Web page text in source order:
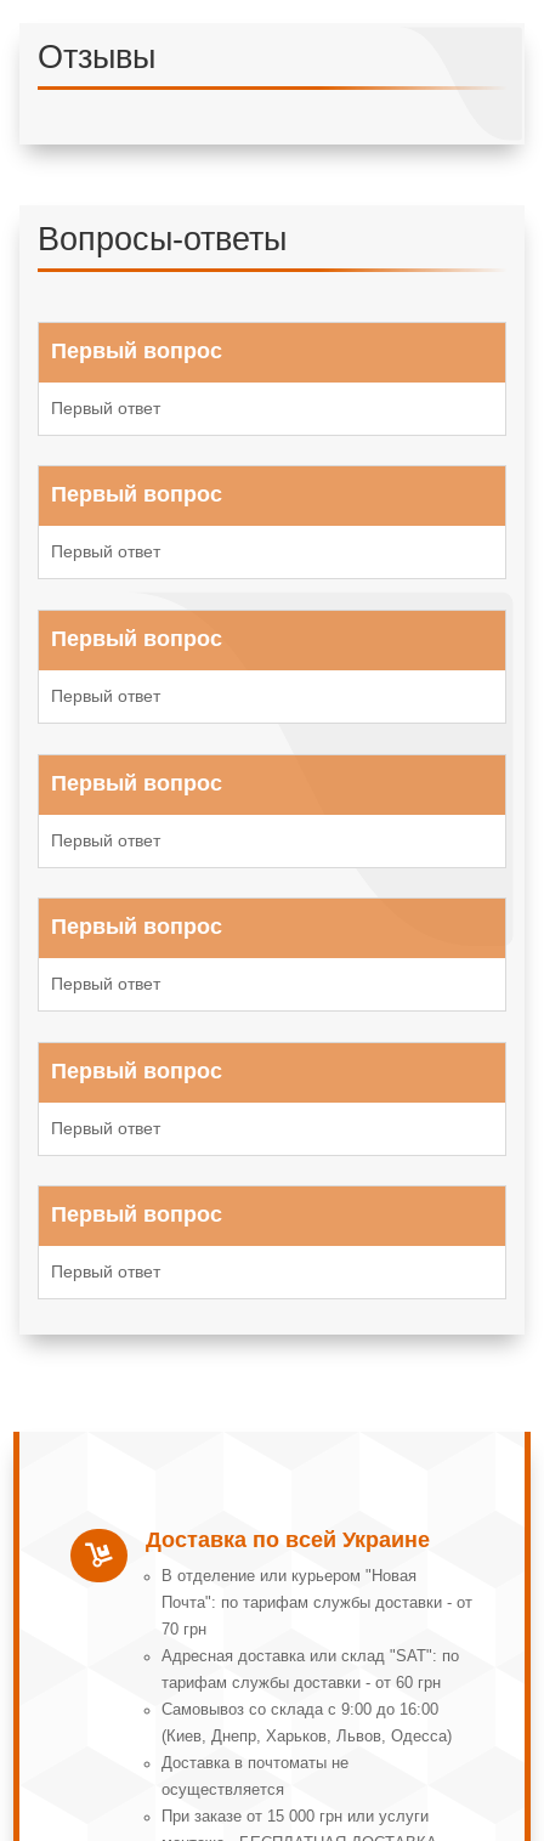
Отзывы
Вопросы-ответы
Первый вопрос
Первый ответ
Первый вопрос
Первый ответ
Первый вопрос
Первый ответ
Первый вопрос
Первый ответ
Первый вопрос
Первый ответ
Первый вопрос
Первый ответ
Первый вопрос
Первый ответ

Доставка по всей Украине
В отделение или курьером "Новая
Почта": по тарифам службы доставки - от
70 грн
Адресная доставка или склад "SAT": по
тарифам службы доставки - от 60 грн
Самовывоз со склада с 9:00 до 16:00
(Киев, Днепр, Харьков, Львов, Одесса)
Доставка в почтоматы не
осуществляется
При заказе от 15 000 грн или услуги